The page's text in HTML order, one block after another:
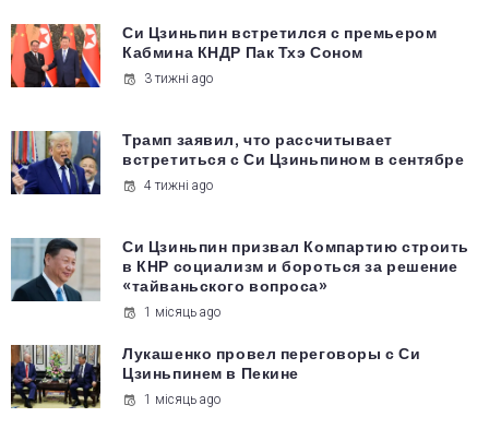
Си Цзиньпин встретился с премьером
Кабмина КНДР Пак Тхэ Соном
3 тижні ago
Трамп заявил, что рассчитывает
встретиться с Си Цзиньпином в сентябре
4 тижні ago
Си Цзиньпин призвал Компартию строить
в КНР социализм и бороться за решение
«тайваньского вопроса»
1 місяць ago
Лукашенко провел переговоры с Си
Цзиньпинем в Пекине
1 місяць ago